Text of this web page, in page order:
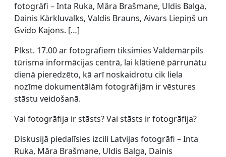
fotogrāfi – Inta Ruka, Māra Brašmane, Uldis Balga,
Dainis Kārkluvalks, Valdis Brauns, Aivars Liepiņš un
Gvido Kajons. […]
Plkst. 17.00 ar fotogrāfiem tiksimies Valdemārpils
tūrisma informācijas centrā, lai klātienē pārrunātu
dienā pieredzēto, kā arī noskaidrotu cik liela
nozīme dokumentālām fotogrāfijām ir vēstures
stāstu veidošanā.
Vai fotogrāfija ir stāsts? Vai stāsts ir fotogrāfija?
Diskusijā piedalīsies izcili Latvijas fotogrāfi – Inta
Ruka, Māra Brašmane, Uldis Balga, Dainis